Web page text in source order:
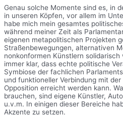
Genau solche Momente sind es, in
in unseren Köpfen, vor allem im
habe mich mein gesamtes
während meiner Zeit als
eigenen metapolitischen Projekten
Straßenbewegungen, alternativen
nonkonformen Künstlern
immer klar, dass echte politische
Symbiose der fachlichen
und funktioneller Verbindung mit
Opposition erreicht werden kann.
brauchen, sind eigene Künstler,
u.v.m. In einigen dieser Bereiche
Akzente zu setzen.